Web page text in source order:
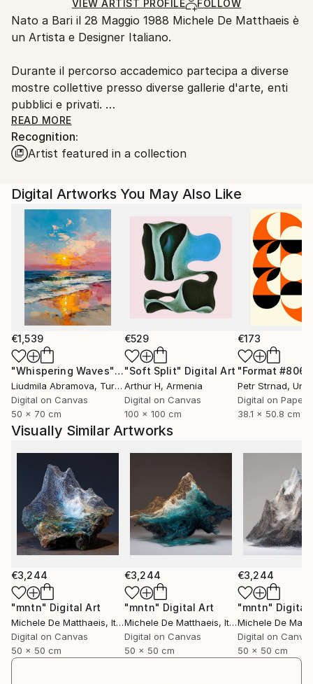
Ships in a Box
Ships From:
Italy.
Customs:
country's regulations for exporting valuable
artworks.
VIEW ARTIST PROFILE FOLLOW
Nato a Bari il 28 Maggio 1988 Michele De Matthaeis è
un Artista e Designer Italiano.
Durante il percorso accademico partecipa a diverse
mostre collettive presso diverse gallerie d'arte, enti
pubblici e privati.
Dal 2009 inizia le sue ricerche sul mondo
microscopico, tema di grande ispirazione ancora
Nel 2010 si trasferisce a Milano dove studia Product
Design presso lo IED.
Durante gli studi si concentra sulla ricerca di varie
forme di espressione e tecniche artistiche innovative.
Finiti gli studi nel 2013 inizia a collaborare in diversi
studi di architettura e aziende di design portando
avanti la produzione di opere d'arte tra scultura,
stampe d'arte e dipinti.
​
Installazioni, interventi ambientali, performance,
sculture, fotografie e qualsiasi altro tipo di
espressione può cambiare il modo di vedere le cose;
Si può mescolare il modo tradizionale, "normale" di
vedere il mondo, con una rappresentazione più
astratta, asettica e precisa.
Forme che galleggiano nello spazio evocano
sensazioni fuori dal tempo, ma chiare e ben definite in
un dato luogo.
Forme di un altro tipo, di un altro mondo, che mirano
ad ampliare la percezione tipica e quotidiana, ad
aprire nuovi confini; i confini della libera
interpretazione di quelle forme.
READ MORE
Recognition:
Artist featured in a collection
Digital Artworks You May Also Like
€1,539
"Whispering Waves"Digital Art
Liudmila Abramova, Turkey
Digital on Canvas
50 x 70 cm
€529
"Soft Split" Digital Art
Arthur H, Armenia
Digital on Canvas
100 x 100 cm
€173
"Format #806"
Petr Strnad,
Digital on Paper
38.1 x 50.8 cm
Visually Similar Artworks
€3,244
"mntn" Digital Art
Michele De Matthaeis, Italy
Digital on Canvas
50 x 50 cm
€3,244
"mntn" Digital Art
Michele De Matthaeis, Italy
Digital on Canvas
50 x 50 cm
€3,244
"mntn" Digital
Michele De
Digital on
50 x 50 cm